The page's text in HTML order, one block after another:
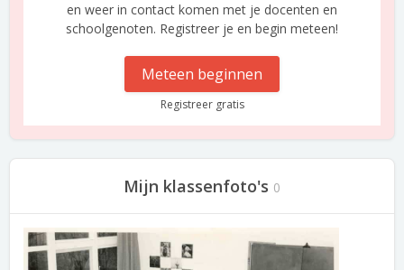
en weer in contact komen met je docenten en
schoolgenoten. Registreer je en begin meteen!
Meteen beginnen
Registreer gratis
Mijn klassenfoto's 0